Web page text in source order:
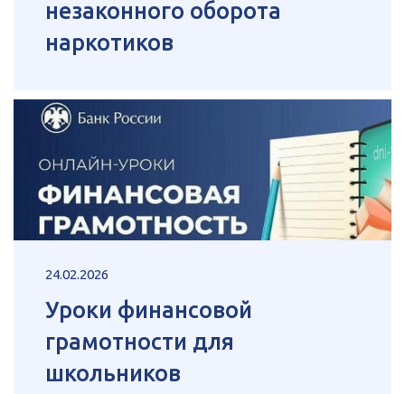
незаконного оборота
наркотиков
24.02.2026
Уроки финансовой
грамотности для
школьников